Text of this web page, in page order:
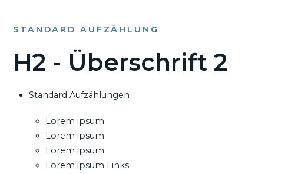
STANDARD AUFZÄHLUNG
H2 - Überschrift 2
Standard Aufzählungen
Lorem ipsum
Lorem ipsum
Lorem ipsum
Lorem ipsum Links